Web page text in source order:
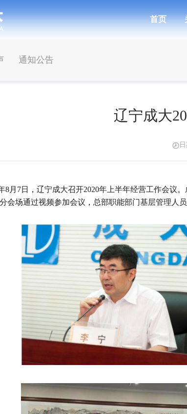
首页
通知公告
辽宁成大
日
月7日，辽宁成大召开2020年上半年经营工作会议
会场通过视频参加会议，总部职能部门基层管理人